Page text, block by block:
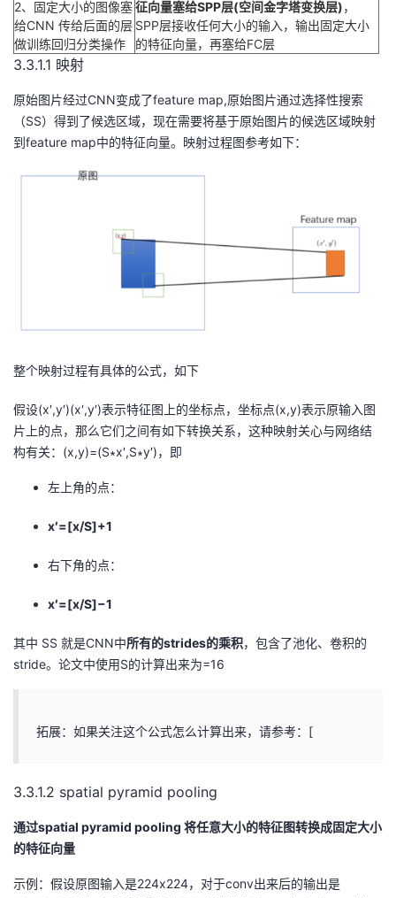
2、固定大小的图像塞
给CNN 传给后面的层
做训练回归分类操作
征向量塞给SPP层(空间金字塔变换层)，
SPP层接收任何大小的输入，输出固定大小
的特征向量，再塞给FC层
3.3.1.1 映射
原始图片经过CNN变成了feature map,原始图片通过选择性搜索
（SS）得到了候选区域，现在需要将基于原始图片的候选区域映射
到feature map中的特征向量。映射过程图参考如下：
整个映射过程有具体的公式，如下
假设(x′,y′)(x′,y′)表示特征图上的坐标点，坐标点(x,y)表示原输入图
片上的点，那么它们之间有如下转换关系，这种映射关心与网络结
构有关：(x,y)=(S∗x′,S∗y′)，即
左上角的点：
x′=[x/S]+1
右下角的点：
x′=[x/S]−1
其中 SS 就是CNN中所有的strides的乘积，包含了池化、卷积的
stride。论文中使用S的计算出来为=16
拓展：如果关注这个公式怎么计算出来，请参考：[
3.3.1.2 spatial pyramid pooling
通过spatial pyramid pooling 将任意大小的特征图转换成固定大小
的特征向量
示例：假设原图输入是224x224，对于conv出来后的输出是